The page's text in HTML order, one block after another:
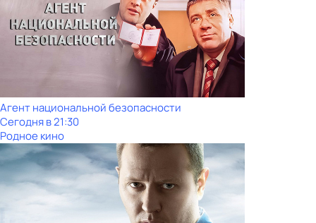
Агент национальной безопасности
Сегодня в 21:30
Родное кино